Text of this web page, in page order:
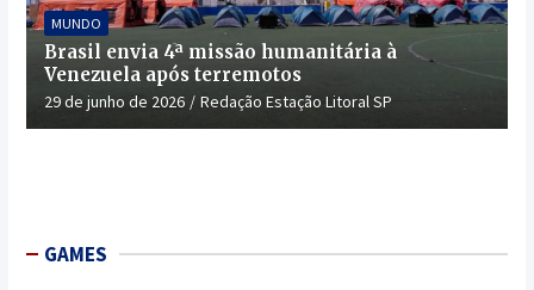
MUNDO
Brasil envia 4ª missão humanitária à
Venezuela após terremotos
29 de junho de 2026 Redação Estação Litoral SP
GAMES